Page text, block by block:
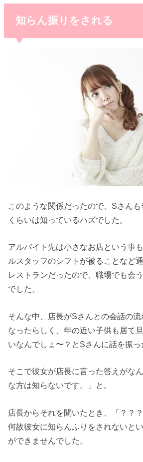
知らん振りをされる
このような関係だったので、Sさん
くらいは知っているハズでした。
アルバイト先は小さなお店という事
ルスタッフのシフトが被ることなど
レストランだったので、職場でも会
でした。
そんな中、店長がSさんとの会話の
なったらしく、年の近い子供も居て
いなんでしょ〜？とSさんに話を振っ
そこで彼女が店長に言った答えがな
な方は知らないです。」と。
店長からそれを聞いたとき、「？？
何故彼女に知らんふりをされないと
ができませんでした。